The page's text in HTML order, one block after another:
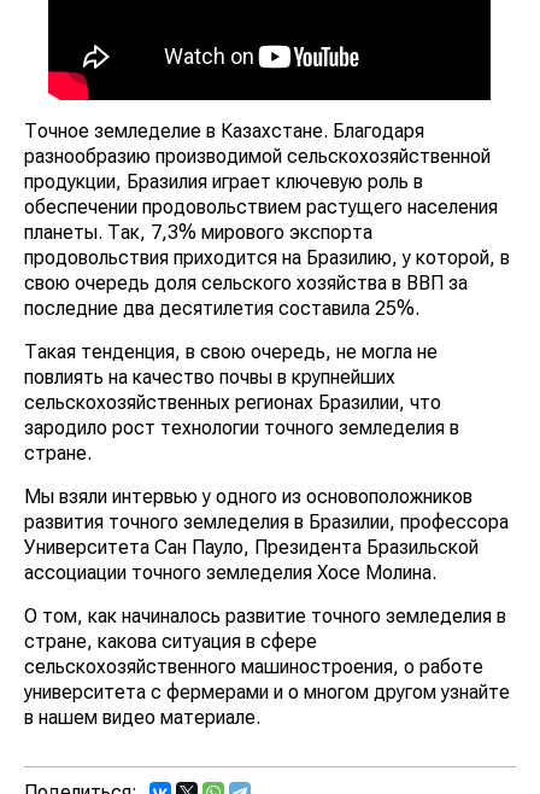
Точное земледелие в Казахстане. Благодаря
разнообразию производимой сельскохозяйственной
продукции, Бразилия играет ключевую роль в
обеспечении продовольствием растущего населения
планеты. Так, 7,3% мирового экспорта
продовольствия приходится на Бразилию, у которой, в
свою очередь доля сельского хозяйства в ВВП за
последние два десятилетия составила 25%.
Такая тенденция, в свою очередь, не могла не
повлиять на качество почвы в крупнейших
сельскохозяйственных регионах Бразилии, что
зародило рост технологии точного земледелия в
стране.
Мы взяли интервью у одного из основоположников
развития точного земледелия в Бразилии, профессора
Университета Сан Пауло, Президента Бразильской
ассоциации точного земледелия Хосе Молина.
О том, как начиналось развитие точного земледелия в
стране, какова ситуация в сфере
сельскохозяйственного машиностроения, о работе
университета с фермерами и о многом другом узнайте
в нашем видео материале.